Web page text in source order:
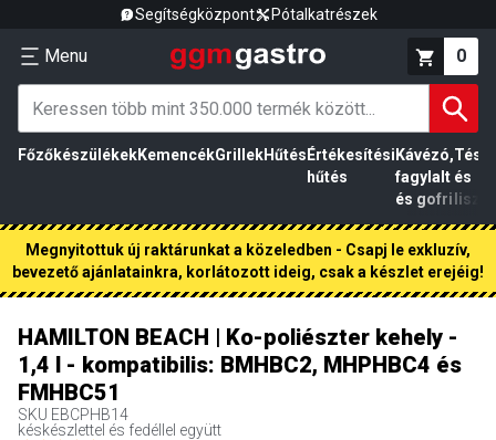
Segítségközpont Pótalkatrészek
Menu 0
FőzőkészülékekKemencékGrillekHűtés Értékesítési
hűtés
Kávézó,
fagylalt
és gofri
és
liszt
Megnyitottuk új raktárunkat a közeledben - Csapj le exkluzív,
bevezető ajánlatainkra, korlátozott ideig, csak a készlet erejéig!
HAMILTON BEACH | Ko-poliészter kehely -
1,4 l - kompatibilis: BMHBC2, MHPHBC4 és
FMHBC51
SKU EBCPHB14
késkészlettel és fedéllel együtt